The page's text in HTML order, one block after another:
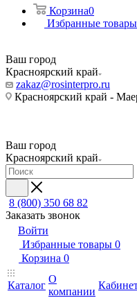
Корзина0
Избранные товары
Ваш город
Красноярский край
zakaz@rosinterpro.ru
Красноярский край -
Ваш город
Красноярский край
8 (800) 350 68 82
Заказать звонок
Войти
Избранные товары 0
Корзина 0
Каталог
О
компании